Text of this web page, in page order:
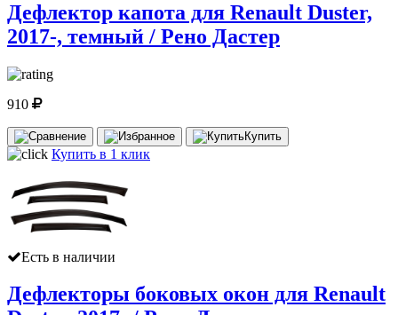
Дефлектор капота для Renault Duster,
2017-, темный / Рено Дастер
910
Купить
Купить в 1 клик
Есть в наличии
Дефлекторы боковых окон для Renault